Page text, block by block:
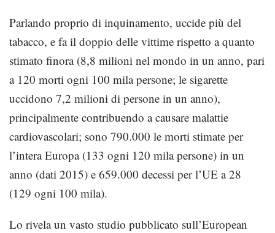
Parlando proprio di inquinamento, uccide più del
tabacco, e fa il doppio delle vittime rispetto a quanto
stimato finora (8,8 milioni nel mondo in un anno, pari
a 120 morti ogni 100 mila persone; le sigarette
uccidono 7,2 milioni di persone in un anno),
principalmente contribuendo a causare malattie
cardiovascolari; sono 790.000 le morti stimate per
l’intera Europa (133 ogni 120 mila persone) in un
anno (dati 2015) e 659.000 decessi per l’UE a 28
(129 ogni 100 mila).
Lo rivela un vasto studio pubblicato sull’European